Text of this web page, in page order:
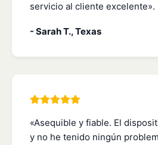
servicio al cliente excelente».
- Sarah T., Texas
«Asequible y fiable. El
y no he tenido ningún